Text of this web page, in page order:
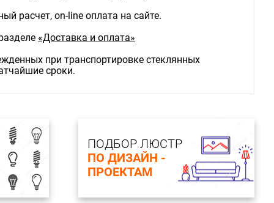
расчет, on-line оплата на сайте.
«Доставка и оплата»
при транспортировке стеклянных
сроки.
ПОДБОР ЛЮСТР
ПО ДИЗАЙН -
ПРОЕКТАМ